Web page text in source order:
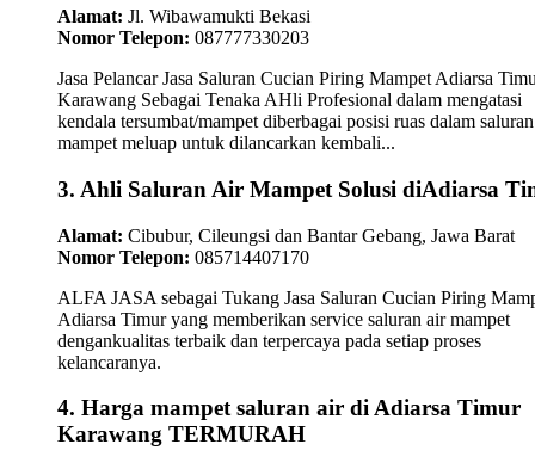
Alamat: Jl. Wibawamukti Bekasi
Nomor Telepon: 087777330203
Jasa Pelancar Jasa Saluran Cucian Piring Mampet Adiarsa
Karawang Sebagai Tenaka AHli Profesional dalam mengatasi
kendala tersumbat/mampet diberbagai posisi ruas dalam
mampet meluap untuk dilancarkan kembali...
3. Ahli Saluran Air Mampet Solusi diAdiarsa
Alamat: Cibubur, Cileungsi dan Bantar Gebang, Jawa Barat
Nomor Telepon: 085714407170
ALFA JASA sebagai Tukang Jasa Saluran Cucian Piring
Adiarsa Timur yang memberikan service saluran air mampet
dengankualitas terbaik dan terpercaya pada setiap proses
kelancaranya.
4. Harga mampet saluran air di Adiarsa Timur
Karawang TERMURAH